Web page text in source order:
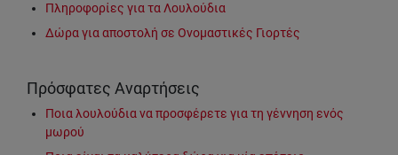
Πληροφορίες για τα Λουλούδια
Δώρα για αποστολή σε Ονομαστικές Γιορτές
Πρόσφατες Αναρτήσεις
Ποια λουλούδια να προσφέρετε για τη γέννηση ενός
μωρού